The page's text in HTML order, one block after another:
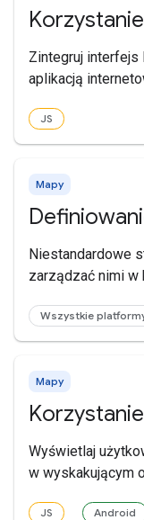
Zintegruj
aplikacją
JS
Mapy
Niestandardowe
zarządzać nimi w
Wszystkie
Mapy
Wyświetlaj
w wyskakującym
JS Android